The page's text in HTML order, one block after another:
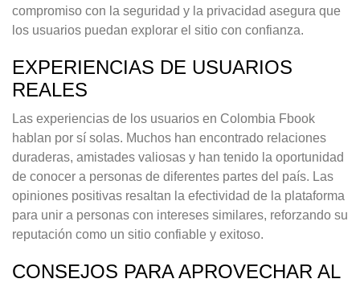
compromiso con la seguridad y la privacidad asegura que
los usuarios puedan explorar el sitio con confianza.
EXPERIENCIAS DE USUARIOS
REALES
Las experiencias de los usuarios en Colombia Fbook
hablan por sí solas. Muchos han encontrado relaciones
duraderas, amistades valiosas y han tenido la oportunidad
de conocer a personas de diferentes partes del país. Las
opiniones positivas resaltan la efectividad de la plataforma
para unir a personas con intereses similares, reforzando su
reputación como un sitio confiable y exitoso.
CONSEJOS PARA APROVECHAR AL